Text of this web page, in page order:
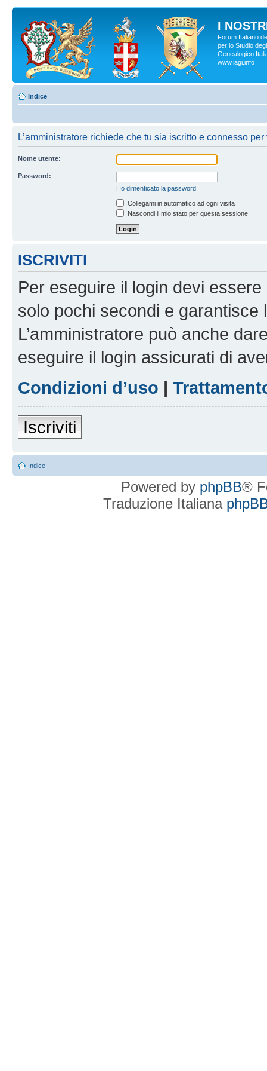
I
Forum Italiano
per lo Studio
Genealogico
www.iagi.info
Indice
L’amministratore richiede che tu sia iscritto e connesso
Nome utente:
Password:
Ho dimenticato la password
Collegami in automatico ad ogni visita
Nascondi il mio stato per questa sessione
ISCRIVITI
Per eseguire il login devi
solo pochi secondi e garantisce
L’amministratore può anche
eseguire il login assicurati di
Condizioni d’uso |
Iscriviti
Indice
Powered by phpBB®
Traduzione Italiana